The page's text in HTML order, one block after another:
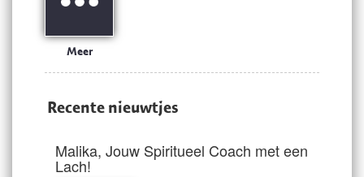
Meer
Recente nieuwtjes
Malika, Jouw Spiritueel Coach met een
Lach!